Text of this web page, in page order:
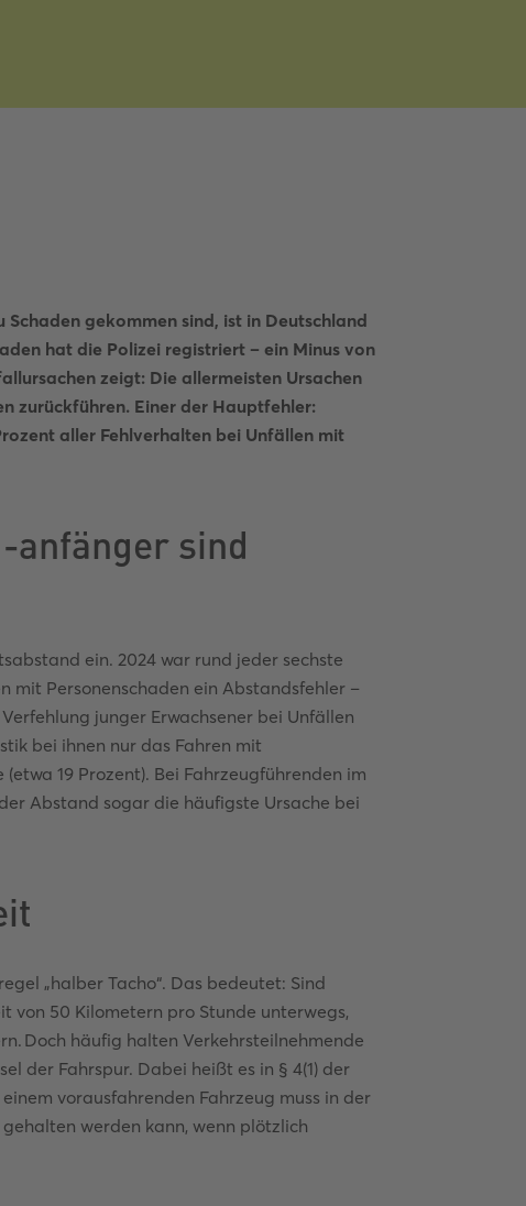
gekommen sind, ist in Deutschland
hat die Polizei registriert – ein Minus von
zeigt: Die allermeisten Ursachen
zurückführen. Einer der Hauptfehler:
aller Fehlverhalten bei Unfällen mit
anfänger sind
ein. 2024 war rund jeder sechste
mit Personenschaden ein Abstandsfehler –
junger Erwachsener bei Unfällen
bei ihnen nur das Fahren mit
19 Prozent). Bei Fahrzeugführenden im
Abstand sogar die häufigste Ursache bei
„halber Tacho“. Das bedeutet: Sind
von 50 Kilometern pro Stunde unterwegs,
Doch häufig halten Verkehrsteilnehmende
der Fahrspur. Dabei heißt es in § 4(1) der
vorausfahrenden Fahrzeug muss in der
werden kann, wenn plötzlich